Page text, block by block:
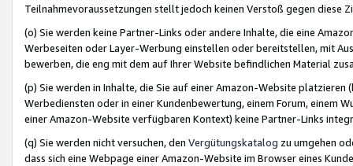
Teilnahmevoraussetzungen stellt jedoch keinen Verstoß gegen diese
(o) Sie werden keine Partner-Links oder andere Inhalte, die eine
Werbeseiten oder Layer-Werbung einstellen oder bereitstellen, mit
bewerben, die eng mit dem auf Ihrer Website befindlichen Material
(p) Sie werden in Inhalte, die Sie auf einer Amazon-Website
Werbediensten oder in einer Kundenbewertung, einem Forum, einem
einer Amazon-Website verfügbaren Kontext) keine Partner-Links
(q) Sie werden nicht versuchen, den Vergütungskatalog zu umgehen
dass sich eine Webpage einer Amazon-Website im Browser eines